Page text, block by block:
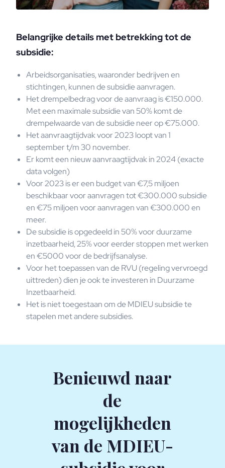
Belangrijke details met betrekking tot de
subsidie:
Arbeidsorganisaties, waaronder bedrijven en
stichtingen, kunnen de subsidie aanvragen.
Het drempelbedrag voor de aanvraag is €150.000.
Met een maximale subsidie van 50% komt de
drempelwaarde van de subsidie neer op €75.000.
Het aanvraagtijdvak voor 2023 loopt van 1
september t/m 30 november.
Er komt een nieuw aanvraagtijdvak in 2024 (exacte
data volgen)
Voor 2023 is er een budget van €7,5 miljoen
beschikbaar voor aanvragen tot €300.000 subsidie
en €75 miljoen voor aanvragen van €300.000 en
meer.
De subsidie is opgedeeld in 50% voor duurzame
inzetbaarheid, 25% voor eerder stoppen met werken
en €5000 voor de bedrijfsanalyse.
Voor het toepassen van de RVU (regeling vervroegd
uittreden) dien je ook te investeren in Duurzame
Inzetbaarheid.
Het is niet toegestaan om de MDIEU subsidie te
stapelen met andere subsidies.
Benieuwd naar
de
mogelijkheden
van de MDIEU-